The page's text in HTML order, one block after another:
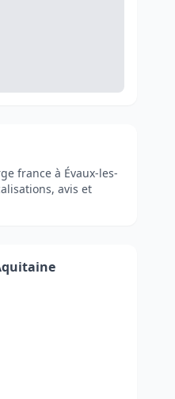
france à Évaux-les-
avis et